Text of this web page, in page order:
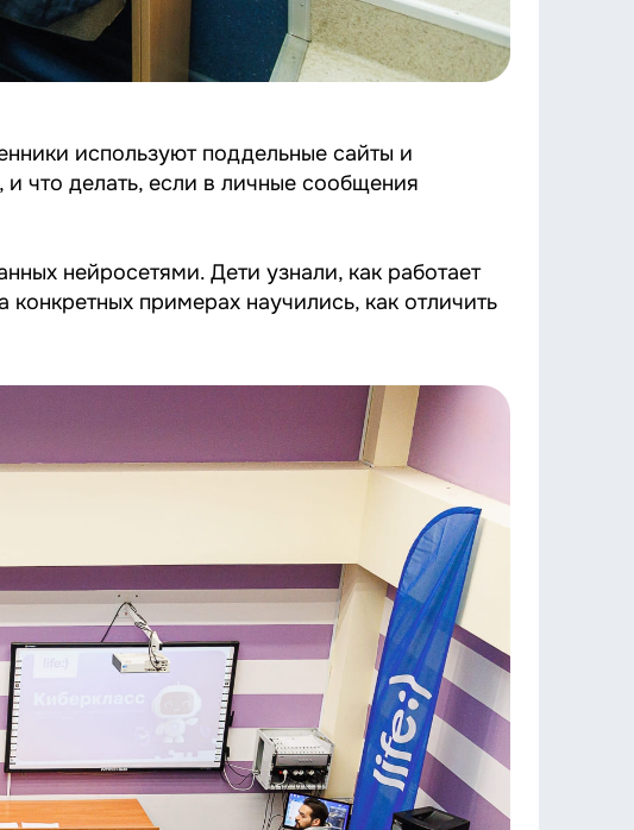
используют поддельные сайты и
что делать, если в личные сообщения
нейросетями. Дети узнали, как работает
примерах научились, как отличить